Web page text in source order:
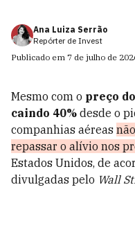
Ana Luiza Serrão
Repórter de Invest
Publicado em 7 de julho de
Mesmo com o preço
caindo 40% desde o
companhias aéreas
repassar o alívio nos
Estados Unidos, de
divulgadas pelo Wall